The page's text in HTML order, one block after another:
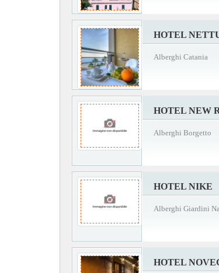
HOTEL
Alberghi Catania
HOTEL NEW
Alberghi Borgetto
HOTEL NIKE
Alberghi Giardini
HOTEL